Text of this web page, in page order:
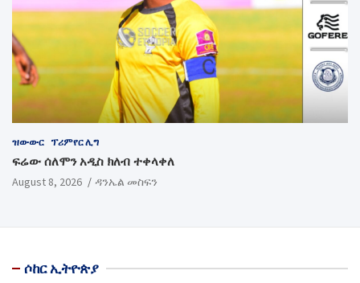
ዝውውር ፕሪምየር ሊግ
ፍሬው ሰለሞን አዲስ ክለብ ተቀላቀለ
August 8, 2026 ዳንኤል መስፍን
ሶከር ኢትዮጵያ